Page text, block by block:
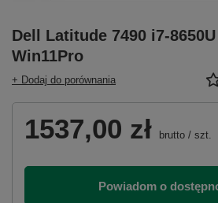
Dell Latitude 7490 i7-
Win11Pro
+ Dodaj do porównania
1537,00 zł brutto / szt.
Powiadom o